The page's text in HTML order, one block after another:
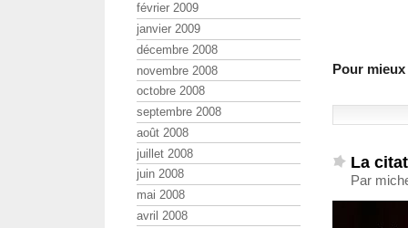
Pour
La
Par
février 2009
janvier 2009
décembre 2008
novembre 2008
octobre 2008
septembre 2008
août 2008
juillet 2008
juin 2008
mai 2008
avril 2008